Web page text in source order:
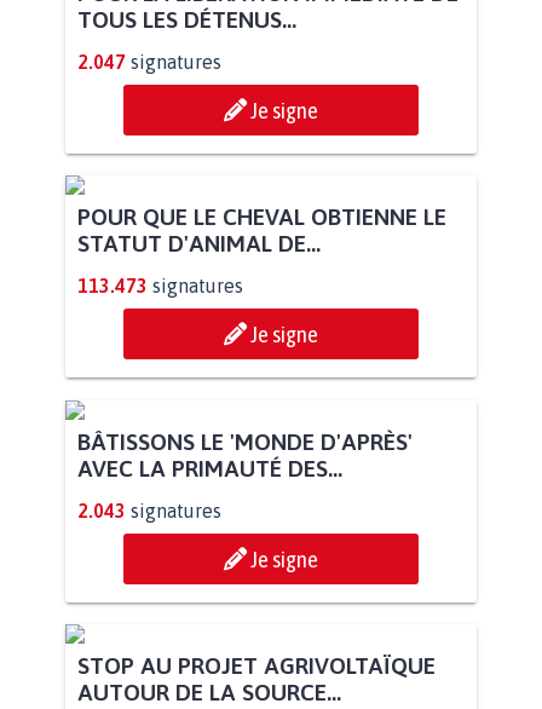
TOUS LES DÉTENUS...
2.047 signatures
Je signe
POUR QUE LE CHEVAL OBTIENNE LE
STATUT D'ANIMAL DE...
113.473 signatures
Je signe
BÂTISSONS LE 'MONDE D'APRÈS'
AVEC LA PRIMAUTÉ DES...
2.043 signatures
Je signe
STOP AU PROJET AGRIVOLTAÏQUE
AUTOUR DE LA SOURCE...